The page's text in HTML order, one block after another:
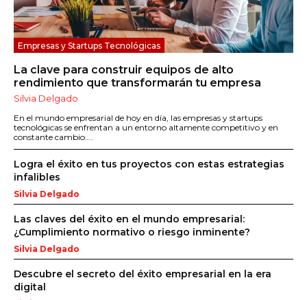
Empresas y Startups Tecnológicas
La clave para construir equipos de alto
rendimiento que transformarán tu empresa
Silvia Delgado
En el mundo empresarial de hoy en día, las empresas y startups
tecnológicas se enfrentan a un entorno altamente competitivo y en
constante cambio....
Logra el éxito en tus proyectos con estas estrategias
infalibles
Silvia Delgado
Las claves del éxito en el mundo empresarial:
¿Cumplimiento normativo o riesgo inminente?
Silvia Delgado
Descubre el secreto del éxito empresarial en la era
digital